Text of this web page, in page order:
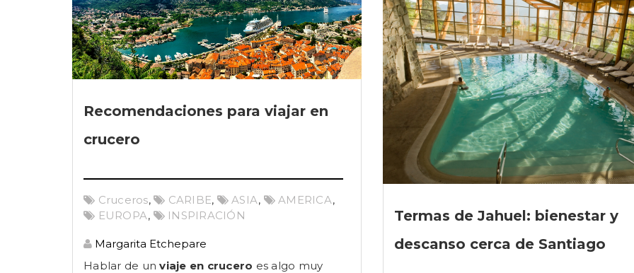
Recomendaciones para viajar en
crucero
Cruceros, CARIBE, ASIA, AMERICA,
EUROPA, INSPIRACIÓN
Margarita Etchepare
Hablar de unviaje en crucero es algo muy
Termas de Jahuel: bienestar y
descanso cerca de Santiago